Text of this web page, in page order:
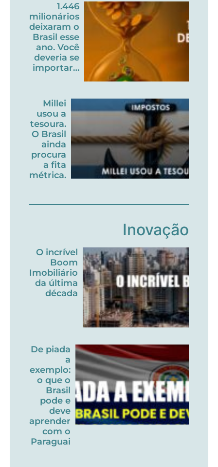
1.446
milionários
deixaram o
Brasil esse
ano. Você
deveria se
importar…
Millei
usou a
tesoura.
O Brasil
ainda
procura
a fita
métrica.
Inovação
O incrível
Boom
Imobiliário
da última
década
De piada
a
exemplo:
o que o
Brasil
pode e
deve
aprender
com o
Paraguai